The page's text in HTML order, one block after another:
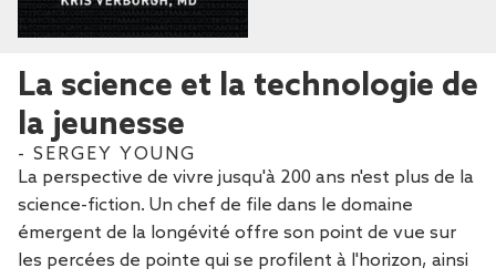
La science et la technologie de
la jeunesse
- SERGEY YOUNG
La perspective de vivre jusqu'à 200 ans n'est plus de la
science-fiction. Un chef de file dans le domaine
émergent de la longévité offre son point de vue sur
les percées de pointe qui se profilent à l'horizon, ainsi